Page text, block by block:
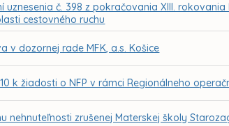
uznesenia č. 398 z pokračovania XIII.
cestovného ruchu
v dozornej rade MFK, a.s. Košice
k žiadosti o NFP v rámci Regionálneho
nehnuteľnosti zrušenej Materskej školy